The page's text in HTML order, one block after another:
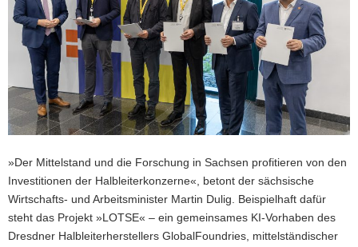
a
n
»Der Mittelstand und die Forschung in Sachsen profitieren von den
Investitionen der Halbleiterkonzerne«, betont der sächsische
Wirtschafts- und Arbeitsminister Martin Dulig. Beispielhaft dafür
steht das Projekt »LOTSE« – ein gemeinsames KI-Vorhaben des
Dresdner Halbleiterherstellers GlobalFoundries, mittelständischer